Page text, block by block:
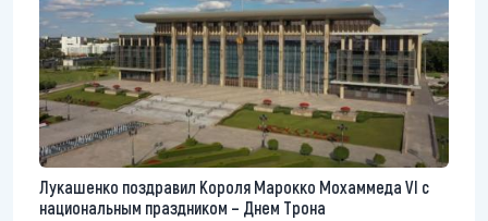
Лукашенко поздравил Короля Марокко Мохаммеда VI с
национальным праздником – Днем Трона